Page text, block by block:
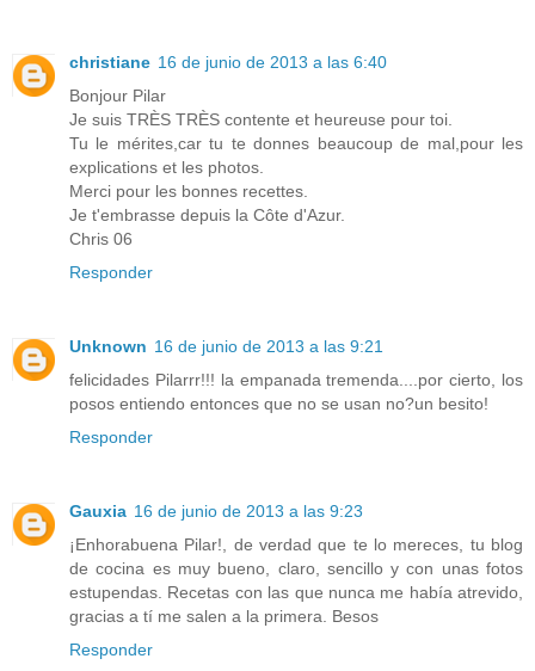
christiane 16 de junio de 2013 a las 6:40
Bonjour Pilar
Je suis TRÈS TRÈS contente et heureuse pour toi.
Tu le mérites,car tu te donnes beaucoup de mal,pour les
explications et les photos.
Merci pour les bonnes recettes.
Je t'embrasse depuis la Côte d'Azur.
Chris 06
Responder
Unknown 16 de junio de 2013 a las 9:21
felicidades Pilarrr!!! la empanada tremenda....por cierto, los
posos entiendo entonces que no se usan no?un besito!
Responder
Gauxia 16 de junio de 2013 a las 9:23
¡Enhorabuena Pilar!, de verdad que te lo mereces, tu blog
de cocina es muy bueno, claro, sencillo y con unas fotos
estupendas. Recetas con las que nunca me había atrevido,
gracias a tí me salen a la primera. Besos
Responder